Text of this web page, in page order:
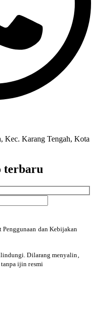
Kec. Karang Tengah, Kota
terbaru
Penggunaan dan Kebijakan
Dilarang menyalin,
ijin resmi